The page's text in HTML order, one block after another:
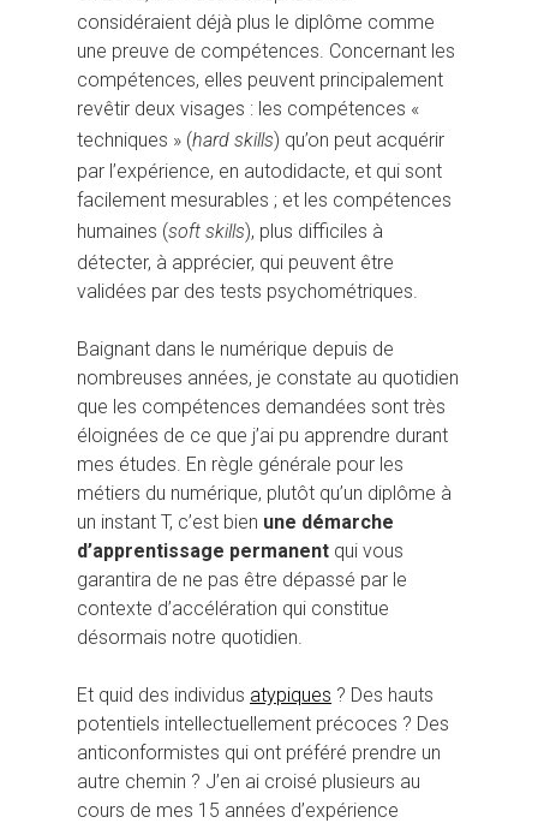
Hit enter to search or ESC to close
considéraient déjà plus le diplôme comme
une preuve de compétences. Concernant les
compétences, elles peuvent principalement
revêtir deux visages : les compétences «
techniques » (hard skills) qu’on peut acquérir
par l’expérience, en autodidacte, et qui sont
facilement mesurables ; et les compétences
humaines (soft skills), plus difficiles à
détecter, à apprécier, qui peuvent être
validées par des tests psychométriques.
Baignant dans le numérique depuis de
nombreuses années, je constate au quotidien
que les compétences demandées sont très
éloignées de ce que j’ai pu apprendre durant
mes études. En règle générale pour les
métiers du numérique, plutôt qu’un diplôme à
un instant T, c’est bien une démarche
d’apprentissage permanent qui vous
garantira de ne pas être dépassé par le
contexte d’accélération qui constitue
désormais notre quotidien.
Et quid des individus atypiques ? Des hauts
potentiels intellectuellement précoces ? Des
anticonformistes qui ont préféré prendre un
autre chemin ? J’en ai croisé plusieurs au
cours de mes 15 années d’expérience